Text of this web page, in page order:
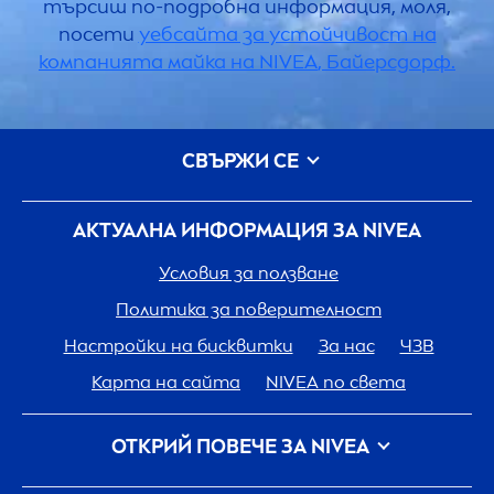
търсиш по-подробна информация, моля,
посети уебсайта за устойчивост на
компанията майка на NIVEA, Байерсдорф.
АКТУАЛНА ИНФОРМАЦИЯ ЗА NIVEA
Условия за ползване
Политика за поверителност
Настройки на бисквитки
За нас
ЧЗВ
Карта на сайта
NIVEA по света
ОТКРИЙ ПОВЕЧЕ ЗА NIVEA
СВЪРЖИ СЕ